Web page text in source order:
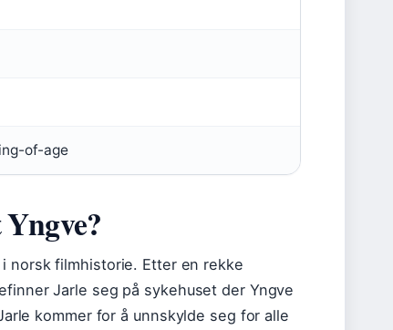
of-age
norsk filmhistorie. Etter en rekke
Jarle seg på sykehuset der Yngve
kommer for å unnskylde seg for alle